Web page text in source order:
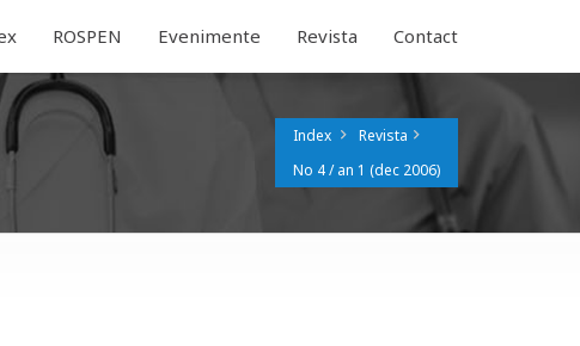
ROSPEN Evenimente Revista Contact
Index
Revista
No 4 / an 1 (dec 2006)